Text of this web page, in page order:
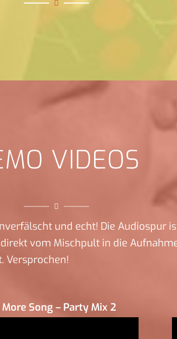
VIDEOS
und echt! Die Audiospur
vom Mischpult in die
Versprochen!
More Song – Party Mix 2